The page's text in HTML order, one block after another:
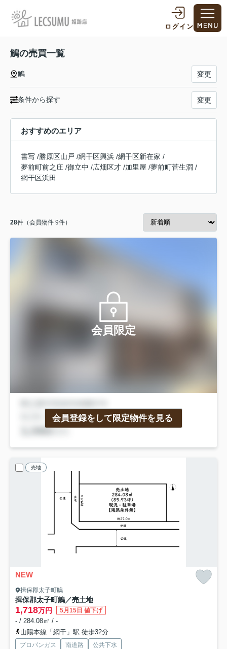
鵤の売買一覧
鵤 変更
条件から探す 変更
おすすめのエリア
書写 /勝原区山戸 /網干区興浜 /網干区新在家 /
夢前町前之庄 /御立中 /広畑区才 /加里屋 /夢前町菅生澗 /
網干区浜田
28件（会員物件 9件）
会員限定
会員登録をして限定物件を見る
売地
NEW
揖保郡太子町鵤
揖保郡太子町鵤／売土地
1,718万円 5月15日 値下げ
- / 284.08㎡ / -
山陽本線「網干」駅 徒歩32分
プロパンガス 南道路 公共下水